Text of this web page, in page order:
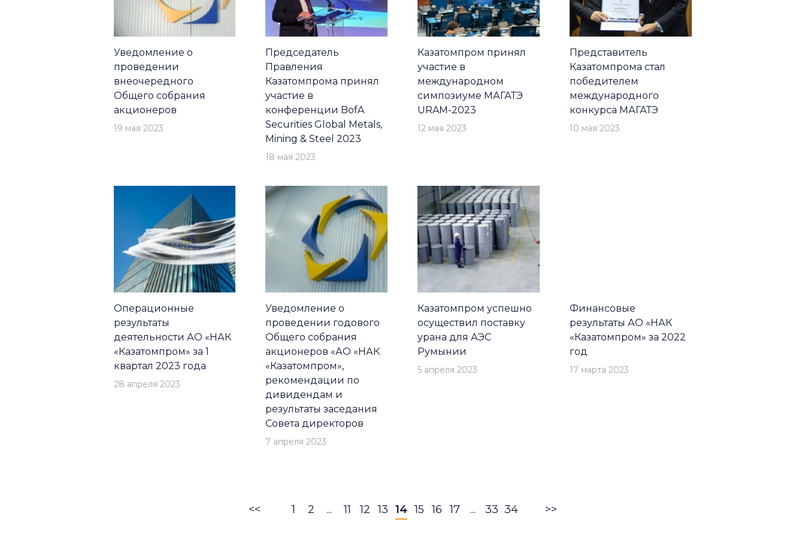
Уведомление о
проведении
внеочередного
Общего собрания
акционеров
19 мая 2023
Председатель
Правления
Казатомпрома принял
участие в
конференции BofA
Securities Global Metals,
Mining & Steel 2023
18 мая 2023
Казатомпром принял
участие в
международном
симпозиуме МАГАТЭ
URAM-2023
12 мая 2023
Представитель
Казатомпрома стал
победителем
международного
конкурса МАГАТЭ
10 мая 2023
Операционные
результаты
деятельности АО «НАК
«Казатомпром» за 1
квартал 2023 года
28 апреля 2023
Уведомление о
проведении годового
Общего собрания
акционеров «АО «НАК
«Казатомпром»,
рекомендации по
дивидендам и
результаты заседания
Совета директоров
7 апреля 2023
Казатомпром успешно
осуществил поставку
урана для АЭС
Румынии
5 апреля 2023
Финансовые
результаты АО «НАК
«Казатомпром» за 2022
год
17 марта 2023
<< 1 2 ... 11 12 13 14 15 16 17 ... 33 34 >>